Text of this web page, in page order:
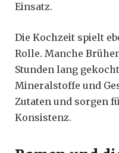
Einsatz.
Die Kochzeit spielt
Rolle. Manche
Stunden lang
Mineralstoffe und
Zutaten und sorgen
Konsistenz.